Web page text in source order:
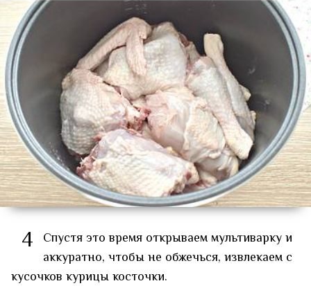
4 Спустя это время открываем мультиварку и
аккуратно, чтобы не обжечься, извлекаем с
кусочков курицы косточки.